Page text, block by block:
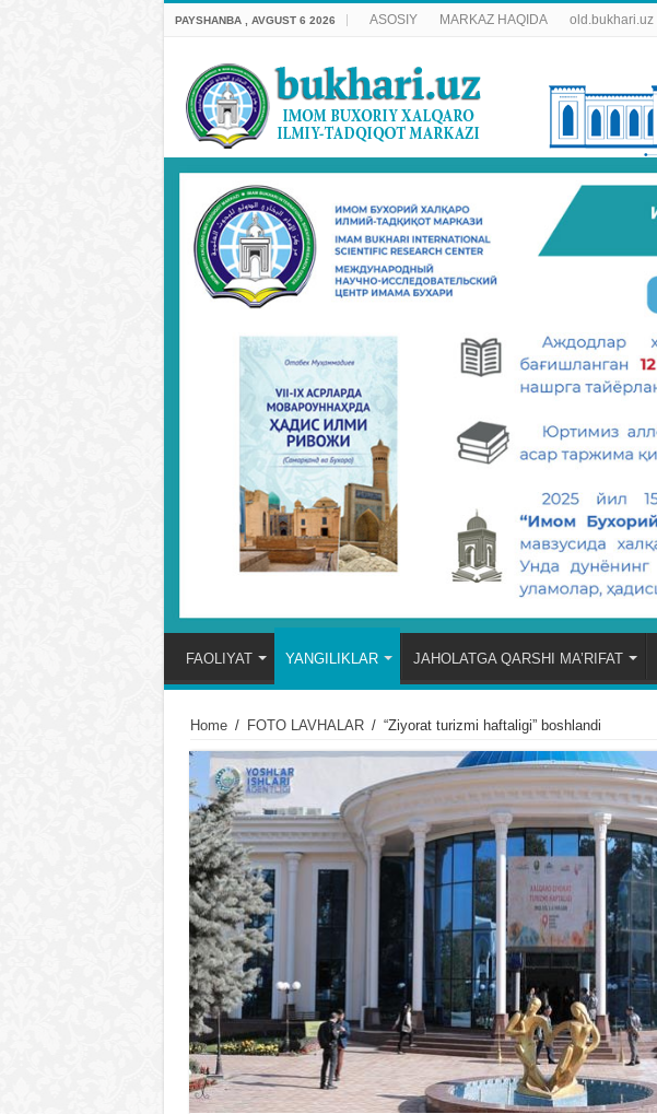
PAYSHANBA , AVGUST 6 2026 ASOSIY MARKAZ HAQIDA old.bukhari.uz
FAOLIYAT YANGILIKLAR JAHOLATGA QARSHI MA’RIFAT
Home / FOTO LAVHALAR / “Ziyorat turizmi haftaligi” boshlandi